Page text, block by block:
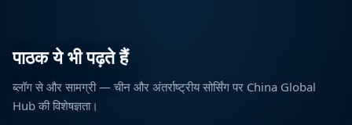
पाठक ये भी पढ़ते हैं
ब्लॉग से और सामग्री — चीन और अंतर्राष्ट्रीय सोर्सिंग पर China Global
Hub की विशेषज्ञता।
B2B खरीदारों के लिए 2026 में शीर्ष 10 वैश्विक संगत टोनर कार्ट्रिज
निर्माता: बाजार, गुणवत्ता और आपूर्ति विश्वसनीयता का विस्तृत विश्लेषण